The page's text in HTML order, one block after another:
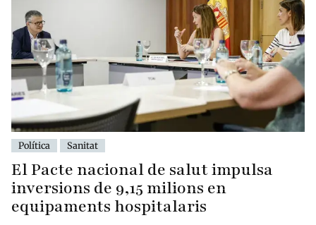
Política Sanitat
El Pacte nacional de salut impulsa
inversions de 9,15 milions en
equipaments hospitalaris